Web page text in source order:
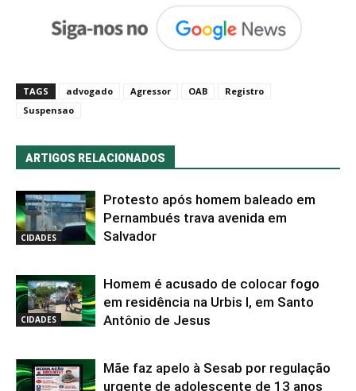
TAGS advogado Agressor OAB
Registro
Suspensao
ARTIGOS RELACIONADOS
CIDADES
Protesto após homem baleado em
Pernambués trava avenida em
Salvador
CIDADES
Homem é acusado de colocar fogo
em residência na Urbis I, em Santo
Antônio de Jesus
Mãe faz apelo à Sesab por regulação
urgente de adolescente de 13 anos